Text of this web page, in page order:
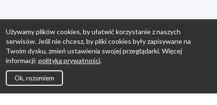
Używamy plików cookies, by ułatwić korzystanie z naszych
serwisów. Jeśli nie chcesz, by pliki cookies były zapisywane na
Twoim dysku, zmień ustawienia swojej przeglądarki. Więcej
informacji: polityka prywatności.
Ok, rozumiem